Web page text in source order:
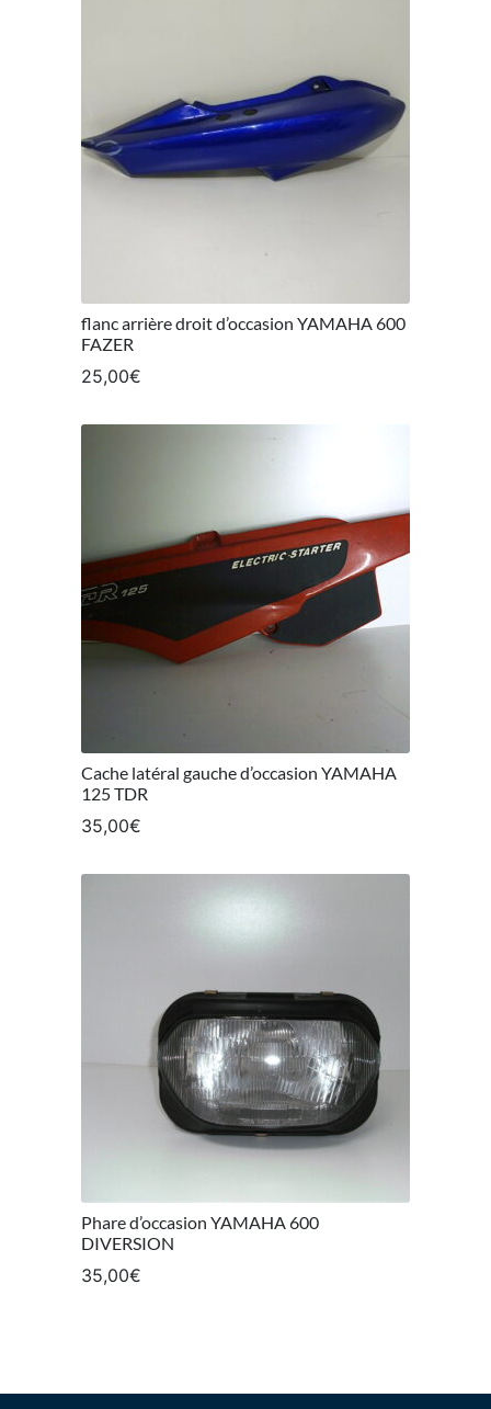
flanc arrière droit d’occasion YAMAHA 600
FAZER
25,00€
Cache latéral gauche d’occasion YAMAHA
125 TDR
35,00€
Phare d’occasion YAMAHA 600
DIVERSION
35,00€